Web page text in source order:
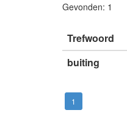
Gevonden: 1
Trefwoord
buiting
1